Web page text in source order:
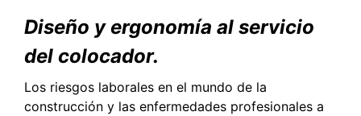
Diseño y ergonomía al servicio
del colocador.
Los riesgos laborales en el mundo de la
construcción y las enfermedades profesionales a